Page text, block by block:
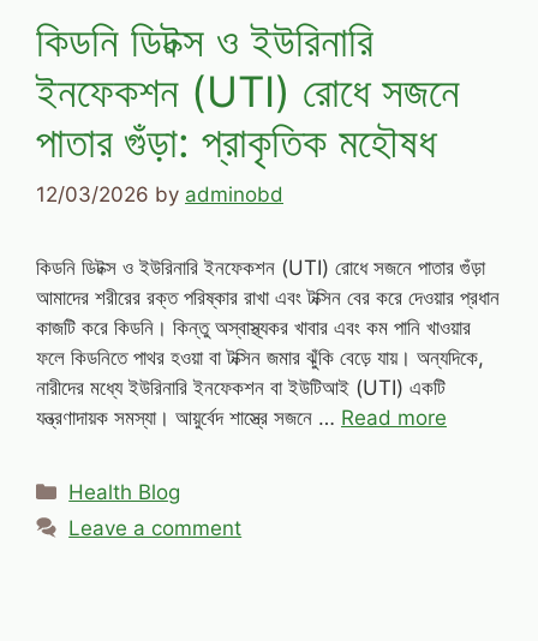
কিডনি ডিটক্স ও ইউরিনারি
ইনফেকশন (UTI) রোধে সজনে
পাতার গুঁড়া: প্রাকৃতিক মহৌষধ
12/03/2026 by adminobd
কিডনি ডিটক্স ও ইউরিনারি ইনফেকশন (UTI) রোধে সজনে পাতার গুঁড়া
আমাদের শরীরের রক্ত পরিষ্কার রাখা এবং টক্সিন বের করে দেওয়ার প্রধান
কাজটি করে কিডনি। কিন্তু অস্বাস্থ্যকর খাবার এবং কম পানি খাওয়ার
ফলে কিডনিতে পাথর হওয়া বা টক্সিন জমার ঝুঁকি বেড়ে যায়। অন্যদিকে,
নারীদের মধ্যে ইউরিনারি ইনফেকশন বা ইউটিআই (UTI) একটি
যন্ত্রণাদায়ক সমস্যা। আয়ুর্বেদ শাস্ত্রে সজনে … Read more
Categories
Health Blog
Leave a comment